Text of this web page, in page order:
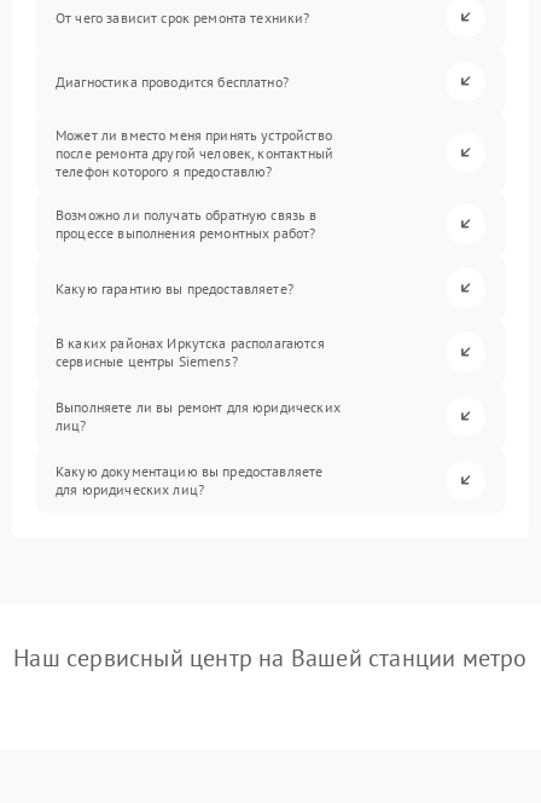
От чего зависит срок ремонта техники?
Диагностика проводится бесплатно?
Может ли вместо меня принять устройство
после ремонта другой человек, контактный
телефон которого я предоставлю?
Возможно ли получать обратную связь в
процессе выполнения ремонтных работ?
Какую гарантию вы предоставляете?
В каких районах Иркутска располагаются
сервисные центры Siemens?
Выполняете ли вы ремонт для юридических
лиц?
Какую документацию вы предоставляете
для юридических лиц?
Наш сервисный центр на Вашей станции метро